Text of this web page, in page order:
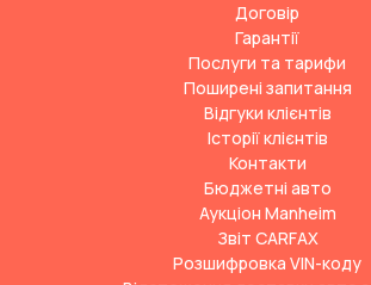
Договір
Гарантії
Послуги та тарифи
Поширені запитання
Відгуки клієнтів
Історії клієнтів
Контакти
Бюджетні авто
Аукціон Manheim
Звіт CARFAX
Розшифровка VIN-коду